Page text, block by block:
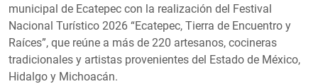
municipal de Ecatepec con la realización del Festival
Nacional Turístico 2026 “Ecatepec, Tierra de Encuentro y
Raíces”, que reúne a más de 220 artesanos, cocineras
tradicionales y artistas provenientes del Estado de México,
Hidalgo y Michoacán.